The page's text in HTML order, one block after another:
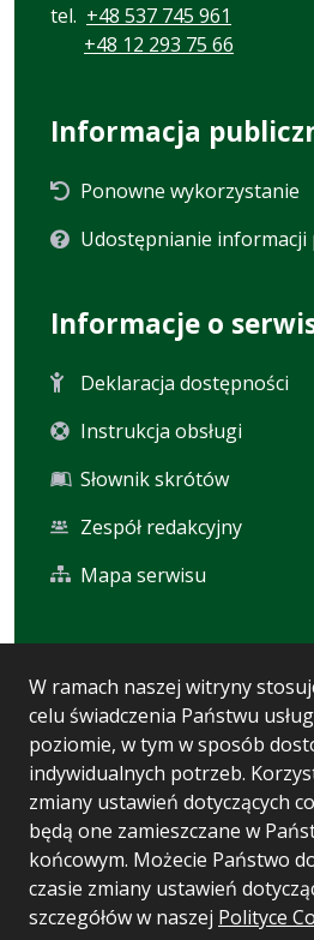
W ramach naszej witryny
celu świadczenia Państwu
poziomie, w tym w sposób
indywidualnych potrzeb.
zmiany ustawień dotyczących
będą one zamieszczane w
końcowym. Możecie Państwo
czasie zmiany ustawień
szczegółów w naszej Polityce
tel. +48 537 745 961
+48 12 293 75 66
Informacja
Ponowne wykorzystanie
Udostępnianie informacji
Informacje o
Deklaracja dostępności
Instrukcja obsługi
Słownik skrótów
Zespół redakcyjny
Mapa serwisu
Statystyki oglądalności
Ostatnio dodane
Polityka prywatności
Wersja systemu: 5.7.0 [93]